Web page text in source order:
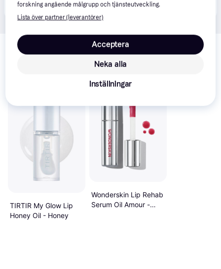
samarbeta med PriceRunner.
Relaterade produkter
Vi har plockat fram ett urval av produkter som kanske skulle
TIRTIR My Glow Lip
Honey Oil - Honey
Wonderskin Lip Rehab
Serum Oil Amour -
forskning angående målgrupp och tjänsteutveckling.
Lista över partner (leverantörer)
Neka alla
Acceptera
Inställningar